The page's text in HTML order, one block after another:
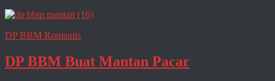
DP BBM Romantis
DP BBM Buat Mantan Pacar